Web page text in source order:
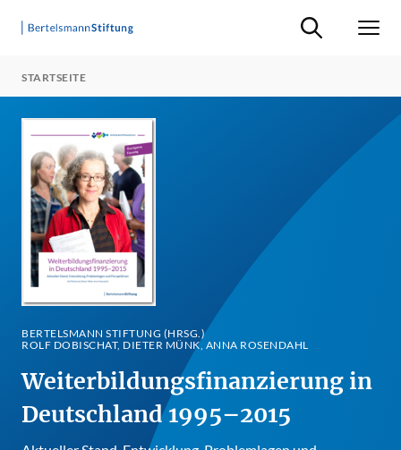
Suche ein-/
STARTSEITE
BERTELSMANN STIFTUNG (HRSG.)
ROLF DOBISCHAT, DIETER MÜNK, ANNA ROSENDAHL
Weiterbildungsfinanzierung in
Deutschland 1995–2015